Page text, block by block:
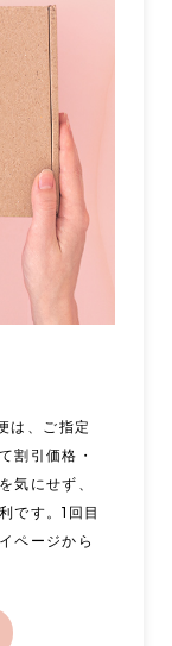
、ご指定
割引価格・
気にせず、
です。1回目
ページから